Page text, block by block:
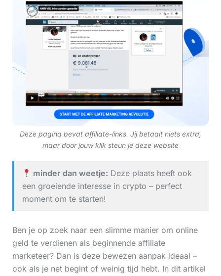
Deze pagina bevat affiliate-links. Jij betaalt niets extra,
maar door jouw klik steun je deze website
minder dan weetje: Deze plaats heeft ook
een groeiende interesse in crypto – perfect
moment om te starten!
Ben je op zoek naar een slimme manier om online
geld te verdienen als beginnende affiliate
marketeer? Dan is deze bewezen aanpak ideaal –
ook als je net begint of weinig tijd hebt. In dit artikel